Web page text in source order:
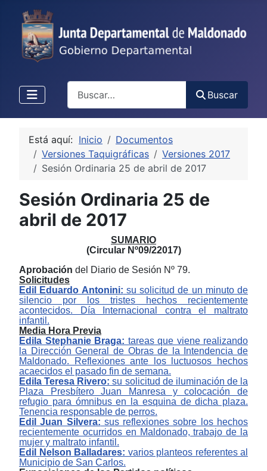
Buscar
Está aquí: Inicio
Documentos
Versiones Taquigráficas
Versiones 2017
Sesión Ordinaria 25 de abril de 2017
Sesión Ordinaria 25 de
abril de 2017
SUMARIO
(Circular Nº09/22017)
Aprobación del Diario de Sesión Nº 79.
Solicitudes
Edil Eduardo Antonini: su solicitud de un minuto de
silencio por los tristes hechos recientemente
acontecidos. Día Internacional contra el maltrato
infantil.
Media Hora Previa
Edila Stephanie Braga: tareas que viene realizando
la Dirección General de Obras de la Intendencia de
Maldonado. Reflexiones ante los luctuosos hechos
acaecidos el pasado fin de semana.
Edila Teresa Rivero: su solicitud de iluminación de la
Plaza Presbítero Juan Manresa y colocación de
refugio para ómnibus en la esquina de dicha plaza.
Tenencia responsable de perros.
Edil Juan Silvera: sus reflexiones sobre los hechos
recientemente ocurridos en Maldonado, trabajo de la
mujer y maltrato infantil.
Edil Nelson Balladares: varios planteos referentes al
Municipio de San Carlos.